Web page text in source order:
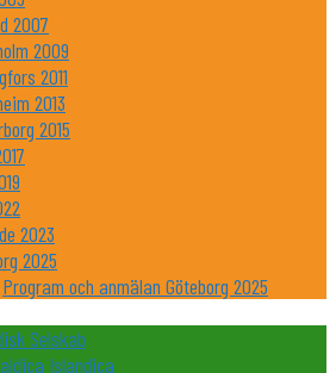
2007
2009
2011
2013
2015
2023
2025
Program och anmälan Göteborg 2025
Selskab
Islandica